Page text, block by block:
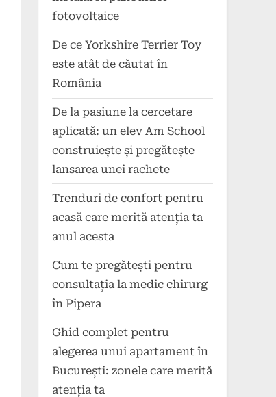
fotovoltaice
De ce Yorkshire Terrier Toy
este atât de căutat în
România
De la pasiune la cercetare
aplicată: un elev Am School
construiește și pregătește
lansarea unei rachete
Trenduri de confort pentru
acasă care merită atenția ta
anul acesta
Cum te pregătești pentru
consultația la medic chirurg
în Pipera
Ghid complet pentru
alegerea unui apartament în
București: zonele care merită
atenția ta